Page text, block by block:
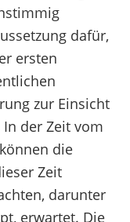
dafür,
ersten
zur Einsicht
der Zeit vom
die
Zeit
darunter
erwartet. Die